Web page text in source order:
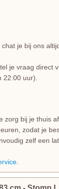
je bij ons
je vraag direct
uur).
zorg bij je thuis
zodat je
zelf een